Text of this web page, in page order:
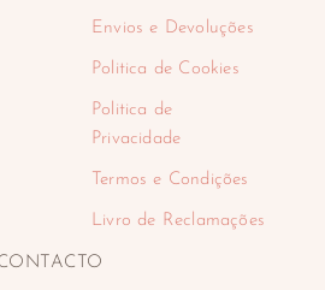
Envios e Devoluções
Politica de Cookies
Politica de
Privacidade
Termos e Condições
Livro de Reclamações